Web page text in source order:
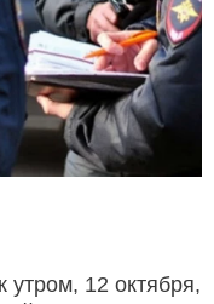
12 октября,